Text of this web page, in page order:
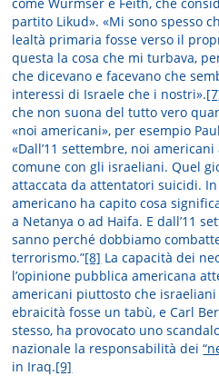
partito Likud». «Mi sono spesso
lealtà primaria fosse verso il
questa la cosa che mi turbava,
che dicevano e facevano che
interessi di Israele che i nostri».
che non suona del tutto vero
«noi americani», per esempio
«Dall’11 settembre, noi
comune con gli israeliani. Quel
attaccata da attentatori suicidi.
americano ha capito cosa
a Netanya o ad Haifa. E dall’11
sanno perché dobbiamo
terrorismo.”[8] La capacità dei
l’opinione pubblica americana
americani piuttosto che
ebraicità fosse un tabù, e Carl
stesso, ha provocato uno
nazionale la responsabilità dei
in Iraq.[9]